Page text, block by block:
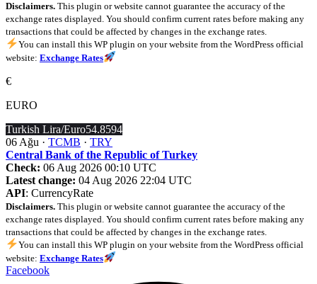
Disclaimers. This plugin or website cannot guarantee the accuracy of the
exchange rates displayed. You should confirm current rates before making any
transactions that could be affected by changes in the exchange rates.
You can install this WP plugin on your website from the WordPress official
website: Exchange Rates
€
EURO
Turkish Lira/Euro54.8594
06 Ağu · TCMB · TRY
Central Bank of the Republic of Turkey
Check: 06 Aug 2026 00:10 UTC
Latest change: 04 Aug 2026 22:04 UTC
API: CurrencyRate
Disclaimers. This plugin or website cannot guarantee the accuracy of the
exchange rates displayed. You should confirm current rates before making any
transactions that could be affected by changes in the exchange rates.
You can install this WP plugin on your website from the WordPress official
website: Exchange Rates
Facebook